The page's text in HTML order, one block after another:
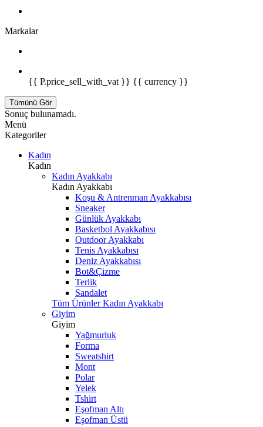
Markalar
{{ P.price_sell_with_vat }} {{ currency }}
Tümünü Gör
Sonuç bulunamadı.
Menü
Kategoriler
Kadın
Kadın
Kadın Ayakkabı
Kadın Ayakkabı
Koşu & Antrenman Ayakkabısı
Sneaker
Günlük Ayakkabı
Basketbol Ayakkabısı
Outdoor Ayakkabı
Tenis Ayakkabısı
Deniz Ayakkabısı
Bot&Çizme
Terlik
Sandalet
Tüm Ürünler Kadın Ayakkabı
Giyim
Giyim
Yağmurluk
Forma
Sweatshirt
Mont
Polar
Yelek
Tshirt
Eşofman Altı
Eşofman Üstü